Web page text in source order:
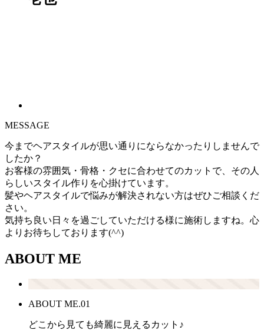
MESSAGE
今までヘアスタイルが思い通りにならなかったりしませんで
したか？
お客様の雰囲気・骨格・クセに合わせてのカットで、その人
らしいスタイル作りを心掛けています。
髪やヘアスタイルで悩みが解決されない方はぜひご相談くだ
さい。
気持ち良い日々を過ごしていただける様に施術しますね。心
よりお待ちしております(^^)
ABOUT ME
ABOUT ME.01
どこから見ても綺麗に見えるカット♪